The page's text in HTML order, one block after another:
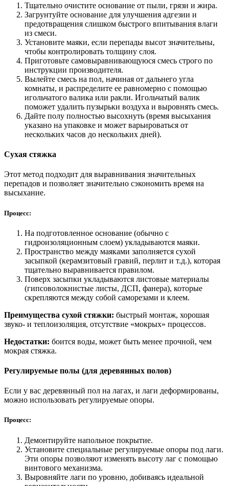
Тщательно очистите основание от пыли, грязи и жира.
Загрунтуйте основание для улучшения адгезии и
предотвращения слишком быстрого впитывания влаги
из смеси.
Установите маяки, если перепады высот значительны,
чтобы контролировать толщину слоя.
Приготовьте самовыравнивающуюся смесь строго по
инструкции производителя.
Вылейте смесь на пол, начиная от дальнего угла
комнаты, и распределите ее равномерно с помощью
игольчатого валика или ракли. Игольчатый валик
поможет удалить пузырьки воздуха и выровнять смесь.
Дайте полу полностью высохнуть (время высыхания
указано на упаковке и может варьироваться от
нескольких часов до нескольких дней).
Сухая стяжка
Этот метод подходит для выравнивания значительных
перепадов и позволяет значительно сэкономить время на
высыхание.
Процесс:
На подготовленное основание (обычно с
гидроизоляционным слоем) укладываются маяки.
Пространство между маяками заполняется сухой
засыпкой (керамзитовый гравий, перлит и т.д.), которая
тщательно выравнивается правилом.
Поверх засыпки укладываются листовые материалы
(гипсоволокнистые листы, ДСП, фанера), которые
скрепляются между собой саморезами и клеем.
Преимущества сухой стяжки: быстрый монтаж, хорошая
звуко- и теплоизоляция, отсутствие «мокрых» процессов.
Недостатки: боится воды, может быть менее прочной, чем
мокрая стяжка.
Регулируемые полы (для деревянных полов)
Если у вас деревянный пол на лагах, и лаги деформированы,
можно использовать регулируемые опоры.
Процесс:
Демонтируйте напольное покрытие.
Установите специальные регулируемые опоры под лаги.
Эти опоры позволяют изменять высоту лаг с помощью
винтового механизма.
Выровняйте лаги по уровню, добиваясь идеальной